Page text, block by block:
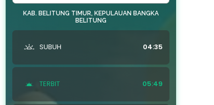
KAB. BELITUNG TIMUR, KEPULAUAN BANGKA
BELITUNG
SUBUH 04:35
TERBIT 05:49